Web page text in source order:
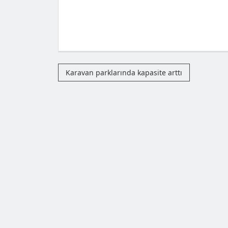
Karavan parklarında kapasite arttı